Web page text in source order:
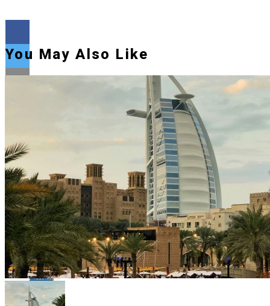
Pinterest
Whatsapp
Whatsapp
Email
You May Also Like